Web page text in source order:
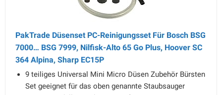
PakTrade Düsenset PC-Reinigungsset Für Bosch BSG
7000… BSG 7999, Nilfisk-Alto 65 Go Plus, Hoover SC
364 Alpina, Sharp EC15P
9 teiliges Universal Mini Micro Düsen Zubehör Bürsten
Set geeignet für das oben genannte Staubsauger